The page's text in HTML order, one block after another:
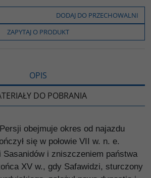
o
y
i
n
k
z
e
l
s
DODAJ DO PRZECHOWALNI
ZAPYTAJ O PRODUKT
OPIS
DO POBRANIA
obejmuje okres od najazdu
się w połowie VII w. n. e.
Sasanidów i zniszczeniem państwa
XV w., gdy Safawidzi, sturczony